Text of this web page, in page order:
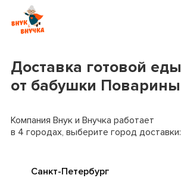
Доставка готовой еды
от бабушки Поварины
Компания Внук и Внучка работает
в 4 городах, выберите город доставки:
Санкт-Петербург